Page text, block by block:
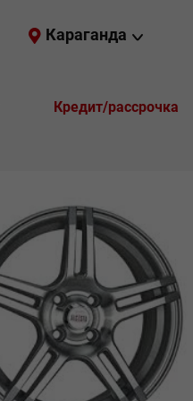
Караганда
Кредит/рассрочка